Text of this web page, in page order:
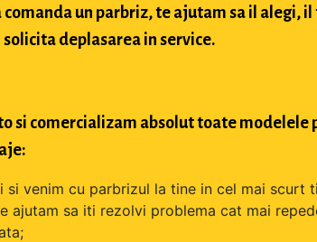
un parbriz, te ajutam sa il alegi,
deplasarea in service.
si comercializam absolut toate modelele
si venim cu parbrizul la tine in cel mai
ajutam sa iti rezolvi problema cat mai